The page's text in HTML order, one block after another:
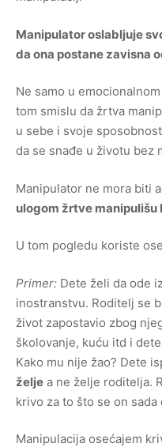
Manipulator oslabljuje
da ona postane zavisna
Ne samo u
tom smislu da žrtva
u sebe i svoje
da se snađe u životu bez
Manipulator ne mora biti
ulogom žrtve manipulišu
U tom pogledu koriste
Primer: Dete želi da ode
inostranstvu. Roditelj se
život zapostavio zbog
školovanje, kuću itd i
Kako mu nije žao? Dete
želje a ne želje roditelja.
krivo za to što se on sada
Manipulacija osećajem